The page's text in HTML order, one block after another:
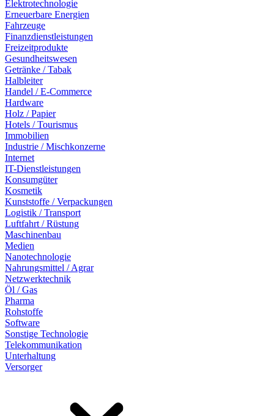
Elektrotechnologie
Erneuerbare Energien
Fahrzeuge
Finanzdienstleistungen
Freizeitprodukte
Gesundheitswesen
Getränke / Tabak
Halbleiter
Handel / E-Commerce
Hardware
Holz / Papier
Hotels / Tourismus
Immobilien
Industrie / Mischkonzerne
Internet
IT-Dienstleistungen
Konsumgüter
Kosmetik
Kunststoffe / Verpackungen
Logistik / Transport
Luftfahrt / Rüstung
Maschinenbau
Medien
Nanotechnologie
Nahrungsmittel / Agrar
Netzwerktechnik
Öl / Gas
Pharma
Rohstoffe
Software
Sonstige Technologie
Telekommunikation
Unterhaltung
Versorger